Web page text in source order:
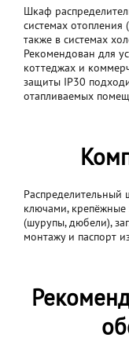
Шкаф
системах отопления
также в системах
Рекомендован для
коттеджах и
защиты IP30
отапливаемых
Распределительный
ключами, крепёжные
(шурупы, дюбели),
монтажу и паспорт